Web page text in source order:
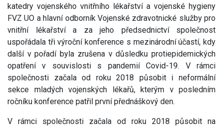
katedry vojenského vnitřního lékařství a vojenské hygieny
FVZ UO a hlavní odborník Vojenské zdravotnické služby pro
vnitřní lékařství a za jeho předsednictví společnost
uspořádala tři výroční konference s mezinárodní účastí, kdy
další v pořadí byla zrušena v důsledku protiepidemických
opatření v souvislosti s pandemií Covid-19. V rámci
společnosti začala od roku 2018 působit i neformální
sekce mladých vojenských lékařů, kterým v posledním
ročníku konference patřil první přednáškový den.
V rámci společnosti začala od roku 2018 působit na